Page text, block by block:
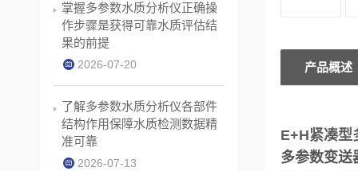
产品概述
E+H紧凑型
多参数变送
掌握多参数水质分析仪正确操
作步骤是获得可靠水质评估结
果的前提
2026-07-20
了解多参数水质分析仪各部件
结构作用保障水质检测数据精
准可靠
2026-07-13